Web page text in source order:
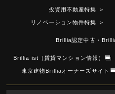
投資用不動産特集 ＞
リノベーション物件特集 ＞
Brillia認定中古・
Brillia ist（賃貸マンション情報）
東京建物Brilliaオーナーズサイト